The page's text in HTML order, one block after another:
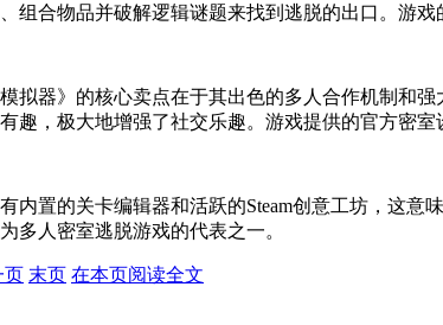
组合物品并破解逻辑谜题来找到逃脱的出口。游
拟器》的核心卖点在于其出色的多人合作机制和
趣，极大地增强了社交乐趣。游戏提供的官方密
内置的关卡编辑器和活跃的Steam创意工坊，这
多人密室逃脱游戏的代表之一。
页 末页 在本页阅读全文